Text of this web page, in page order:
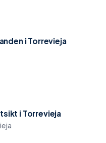
i Torrevieja
i Torrevieja